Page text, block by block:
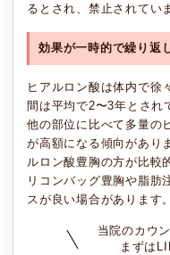
るとされ、禁止されてい
効果が一時的で繰り返
ヒアルロン酸は体内で徐
間は平均で2〜3年とされ
他の部位に比べて多量の
が高額になる傾向があり
ルロン酸豊胸の方が比較
リコンバッグ豊胸や脂肪
スが良い場合があります。
当院のカウ
まずは